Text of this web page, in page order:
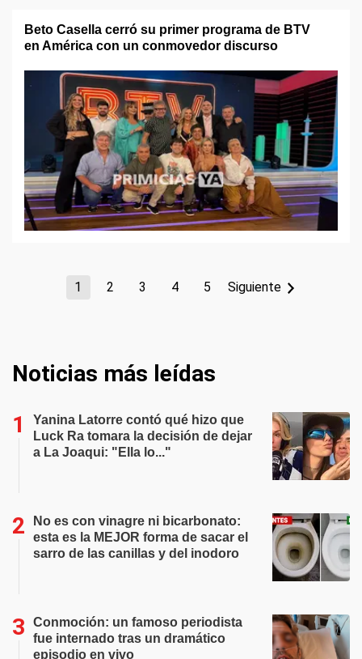
Beto Casella cerró su primer programa de BTV
en América con un conmovedor discurso
1 2 3 4 5 Siguiente
Noticias más leídas
Yanina Latorre contó qué hizo que
Luck Ra tomara la decisión de dejar
a La Joaqui: "Ella lo..."
No es con vinagre ni bicarbonato:
esta es la MEJOR forma de sacar el
sarro de las canillas y del inodoro
Conmoción: un famoso periodista
fue internado tras un dramático
episodio en vivo